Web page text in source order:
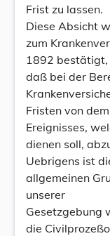
Frist zu lassen.
Diese Absicht
zum
1892 bestätigt,
daß bei der
Fristen von
Ereignisses,
dienen soll,
Uebrigens ist
allgemeinen
unserer
Gesetzgebung
die